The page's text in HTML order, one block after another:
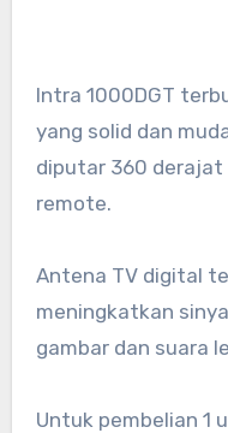
Intra 1000DGT
yang solid dan
diputar 360 derajat
remote.
Antena TV digital
meningkatkan
gambar dan suara
Untuk pembelian 1